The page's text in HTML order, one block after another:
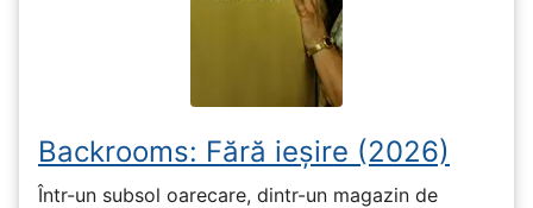
Backrooms: Fără ieșire (2026)
Într-un subsol oarecare, dintr-un magazin de